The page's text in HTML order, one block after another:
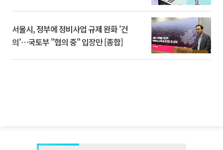
서울시, 정부에 정비사업 규제 완화 '건
의'⋯국토부 "협의 중" 입장만 [종합]